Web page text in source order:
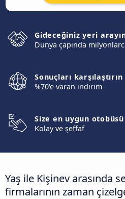
Gideceğiniz yeri
Dünya çapında
Sonuçları karşılaştırın
%70'e varan indirim
Size en uygun
Kolay ve şeffaf
Yaş ile Kişinev arasında
firmalarının zaman